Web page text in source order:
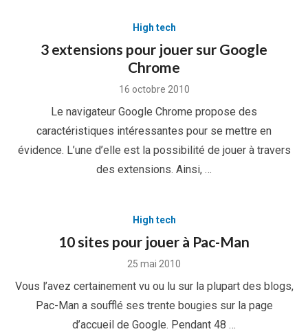
High tech
3 extensions pour jouer sur Google
Chrome
Posted
16 octobre 2010
Le navigateur Google Chrome propose des
caractéristiques intéressantes pour se mettre en
évidence. L’une d’elle est la possibilité de jouer à travers
des extensions. Ainsi, …
High tech
10 sites pour jouer à Pac-Man
Posted
25 mai 2010
Vous l’avez certainement vu ou lu sur la plupart des blogs,
Pac-Man a soufflé ses trente bougies sur la page
d’accueil de Google. Pendant 48 …